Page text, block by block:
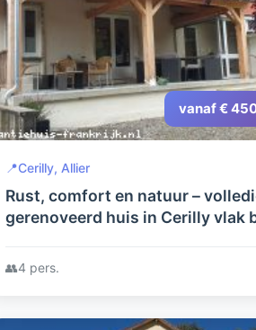
vanaf €
📍Cerilly, Allier
Rust, comfort en natuur –
gerenoveerd huis in Cerilly vlak
👥4 pers.